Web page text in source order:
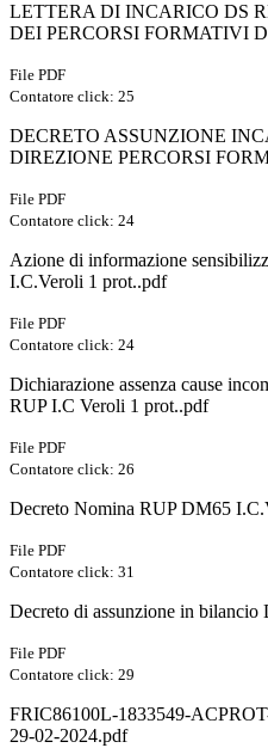
LETTERA DI INCARICO DS
DEI PERCORSI FORMATIVI
File PDF
Contatore click: 25
DECRETO ASSUNZIONE
DIREZIONE PERCORSI
File PDF
Contatore click: 24
Azione di informazione
I.C.Veroli 1 prot..pdf
File PDF
Contatore click: 24
Dichiarazione assenza cause
RUP I.C Veroli 1 prot..pdf
File PDF
Contatore click: 26
Decreto Nomina RUP DM65
File PDF
Contatore click: 31
Decreto di assunzione in
File PDF
Contatore click: 29
FRIC86100L-1833549-
29-02-2024.pdf